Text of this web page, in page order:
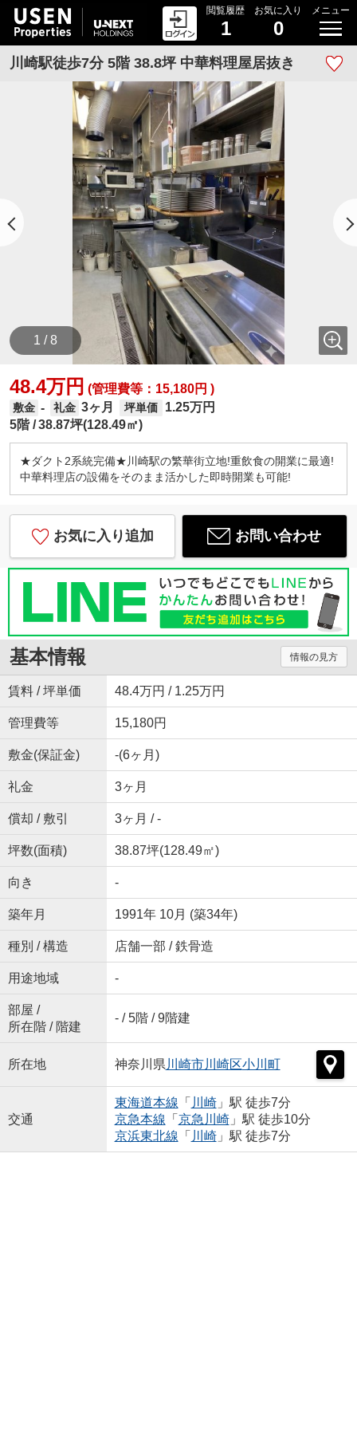
閲覧履歴
1
お気に入り
0
メニュー
川崎駅徒歩7分 5階 38.8坪 中華料理屋居抜き
1 / 8
48.4万円 (管理費等：15,180円 )
敷金 - 礼金 3ヶ月 坪単価
1.25万円
5階 38.87坪(128.49㎡)
★ダクト2系統完備★川崎駅の繁華街立地!重飲食の開業に最適!
中華料理店の設備をそのまま活かした即時開業も可能!
お気に入り追加 お問い合わせ
基本情報 情報の見方
賃料 / 坪単価 48.4万円 / 1.25万円
管理費等 15,180円
敷金(保証金) -(6ヶ月)
礼金 3ヶ月
償却 / 敷引 3ヶ月 / -
坪数(面積) 38.87坪(128.49㎡)
向き -
築年月 1991年 10月 (築34年)
種別 / 構造 店舗一部 / 鉄骨造
用途地域 -
部屋 /
所在階 / 階建
- / 5階 / 9階建
所在地 神奈川県 川崎市川崎区小川町
交通
東海道本線 「 川崎」駅 徒歩7分
京急本線 「 京急川崎」駅 徒歩10分
京浜東北線 「 川崎」駅 徒歩7分